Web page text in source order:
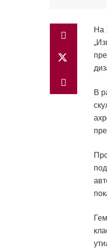
На
В